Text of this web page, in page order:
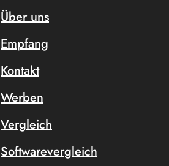
Über uns
Empfang
Kontakt
Werben
Vergleich
Softwarevergleich